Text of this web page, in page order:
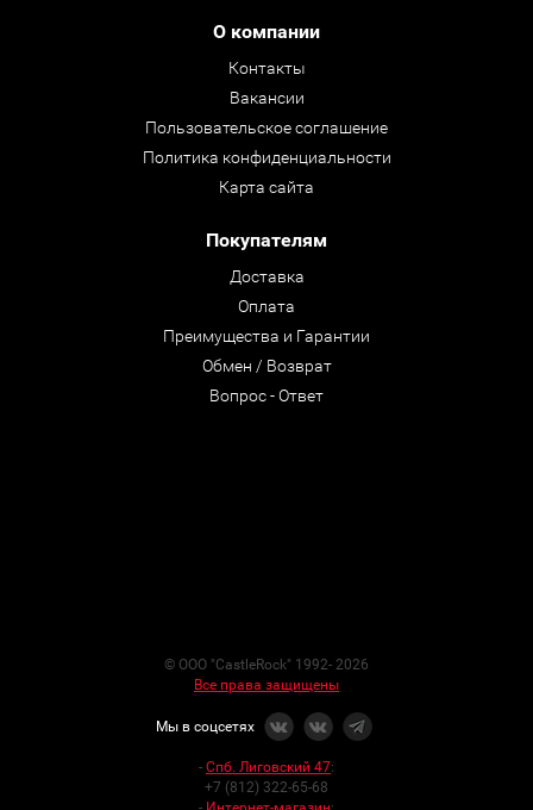
О компании
Контакты
Вакансии
Пользовательское соглашение
Политика конфиденциальности
Карта сайта
Покупателям
Доставка
Оплата
Преимущества и Гарантии
Обмен / Возврат
Вопрос - Ответ
© ООО "CastleRock" 1992- 2026
Все права защищены
Мы в соцсетях
- Спб. Лиговский 47:
+7 (812) 322-65-68